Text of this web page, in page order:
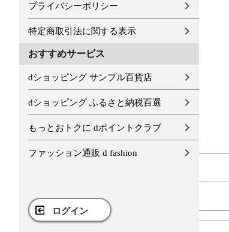
プライバシーポリシー
特定商取引法に関する表示
おすすめサービス
dショッピング サンプル百貨店
dショッピング ふるさと納税百選
もっとおトクに dポイントクラブ
ファッション通販 d fashion
ログイン